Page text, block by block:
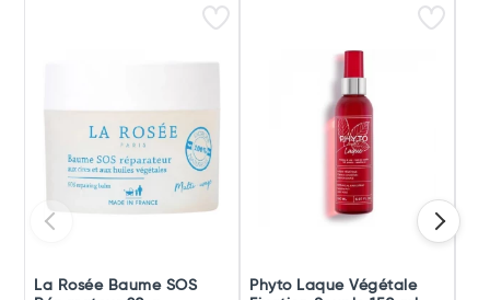
La Rosée Baume SOS
Phyto Laque Végétale